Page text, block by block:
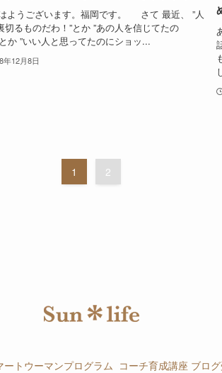
ようございます。福岡です。 さて 最近、 ”人
切るものだわ！”とか ”あの人を信じてたの
か ”いい人と思ってたのにショッ...
年12月8日
1 2
ートウーマンプログラム コーチ育成講座 ブログ